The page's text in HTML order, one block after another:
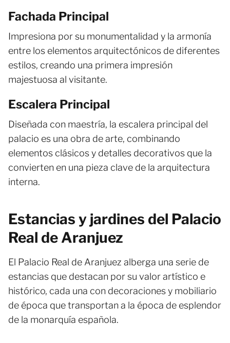
Fachada Principal
Impresiona por su monumentalidad y la armonía
entre los elementos arquitectónicos de diferentes
estilos, creando una primera impresión
majestuosa al visitante.
Escalera Principal
Diseñada con maestría, la escalera principal del
palacio es una obra de arte, combinando
elementos clásicos y detalles decorativos que la
convierten en una pieza clave de la arquitectura
interna.
Estancias y jardines del Palacio
Real de Aranjuez
El Palacio Real de Aranjuez alberga una serie de
estancias que destacan por su valor artístico e
histórico, cada una con decoraciones y mobiliario
de época que transportan a la época de esplendor
de la monarquía española.